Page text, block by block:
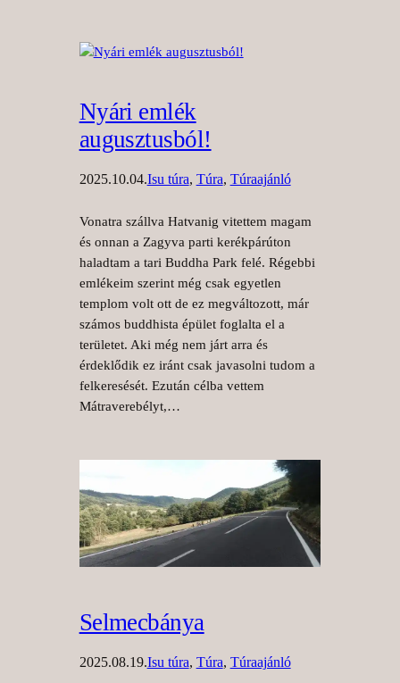
Nyári emlék
augusztusból!
2025.10.04.Isu túra, Túra, Túraajánló
Vonatra szállva Hatvanig vitettem magam
és onnan a Zagyva parti kerékpárúton
haladtam a tari Buddha Park felé. Régebbi
emlékeim szerint még csak egyetlen
templom volt ott de ez megváltozott, már
számos buddhista épület foglalta el a
területet. Aki még nem járt arra és
érdeklődik ez iránt csak javasolni tudom a
felkeresését. Ezután célba vettem
Mátraverebélyt,…
Selmecbánya
2025.08.19.Isu túra, Túra, Túraajánló